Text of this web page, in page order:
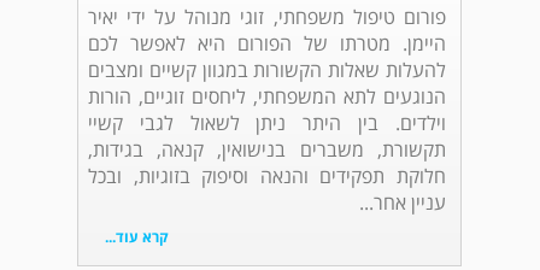
פורום טיפול משפחתי, זוגי מנוהל על ידי יאיר
היימן. מטרתו של הפורום היא לאפשר לכם
להעלות שאלות הקשורות במגוון קשיים ומצבים
הנוגעים לתא המשפחתי, ליחסים זוגיים, הורות
וילדים. בין היתר ניתן לשאול לגבי קשיי
תקשורת, משברים בנישואין, קנאה, בגידות,
חלוקת תפקידים והנאה וסיפוק בזוגיות, ובכל
עניין אחר...
קרא עוד...